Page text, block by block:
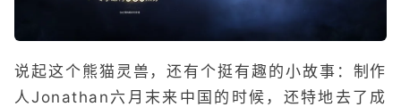
说起这个熊猫灵兽，还有个挺有趣的小故事：制作
人Jonathan六月末来中国的时候，还特地去了成